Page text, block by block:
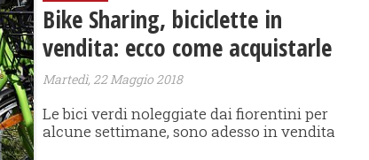
Bike Sharing, biciclette in
vendita: ecco come acquistarle
Martedì, 22 Maggio 2018
Le bici verdi noleggiate dai fiorentini per
alcune settimane, sono adesso in vendita